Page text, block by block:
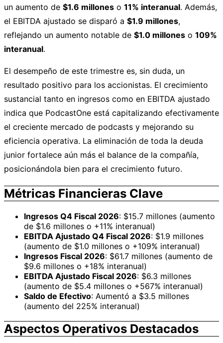
un aumento de $1.6 millones o 11% interanual. Además,
el EBITDA ajustado se disparó a $1.9 millones,
reflejando un aumento notable de $1.0 millones o 109%
interanual.
El desempeño de este trimestre es, sin duda, un
resultado positivo para los accionistas. El crecimiento
sustancial tanto en ingresos como en EBITDA ajustado
indica que PodcastOne está capitalizando efectivamente
el creciente mercado de podcasts y mejorando su
eficiencia operativa. La eliminación de toda la deuda
junior fortalece aún más el balance de la compañía,
posicionándola bien para el crecimiento futuro.
Métricas Financieras Clave
Ingresos Q4 Fiscal 2026: $15.7 millones (aumento
de $1.6 millones o +11% interanual)
EBITDA Ajustado Q4 Fiscal 2026: $1.9 millones
(aumento de $1.0 millones o +109% interanual)
Ingresos Fiscal 2026: $61.7 millones (aumento de
$9.6 millones o +18% interanual)
EBITDA Ajustado Fiscal 2026: $6.3 millones
(aumento de $5.4 millones o +567% interanual)
Saldo de Efectivo: Aumentó a $3.5 millones
(aumento del 225% interanual)
Aspectos Operativos Destacados